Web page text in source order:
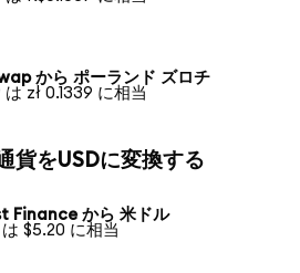
から ポーランド ズロチ
は zł 0.1339 に相当
貨をUSDに変換する
Finance から 米ドル
は $5.20 に相当